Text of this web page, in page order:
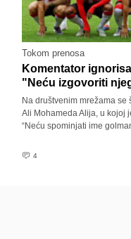
Tokom prenosa
Komentator
"Neću izgovoriti
Na društvenim mrežama
Ali Mohameda Alija, u kojoj
“Neću spominjati ime
4